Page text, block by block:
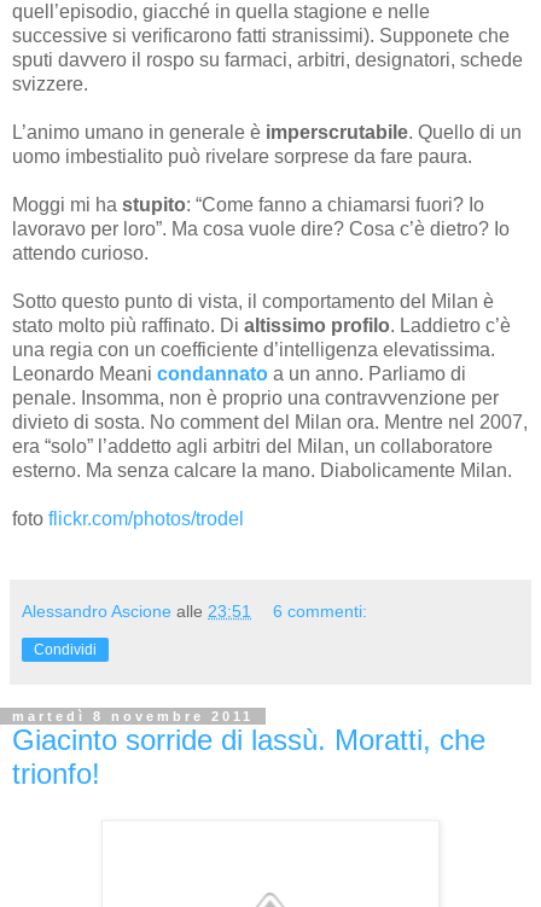
quell’episodio, giacché in quella stagione e nelle
successive si verificarono fatti stranissimi). Supponete che
sputi davvero il rospo su farmaci, arbitri, designatori, schede
svizzere.
L’animo umano in generale è imperscrutabile. Quello di un
uomo imbestialito può rivelare sorprese da fare paura.
Moggi mi ha stupito: “Come fanno a chiamarsi fuori? Io
lavoravo per loro”. Ma cosa vuole dire? Cosa c’è dietro? Io
attendo curioso.
Sotto questo punto di vista, il comportamento del Milan è
stato molto più raffinato. Di altissimo profilo. Laddietro c’è
una regia con un coefficiente d’intelligenza elevatissima.
Leonardo Meani condannato a un anno. Parliamo di
penale. Insomma, non è proprio una contravvenzione per
divieto di sosta. No comment del Milan ora. Mentre nel 2007,
era “solo” l’addetto agli arbitri del Milan, un collaboratore
esterno. Ma senza calcare la mano. Diabolicamente Milan.
foto flickr.com/photos/trodel
Alessandro Ascione alle 23:51 6 commenti:
Condividi
martedì 8 novembre 2011
Giacinto sorride di lassù. Moratti, che
trionfo!